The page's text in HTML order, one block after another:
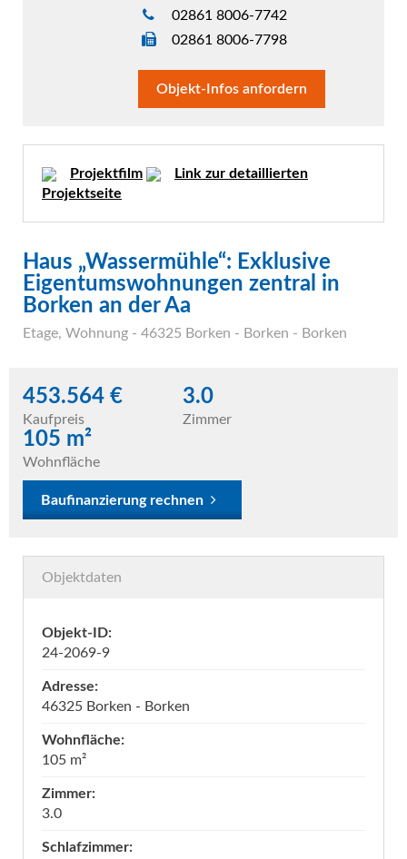
02861 8006-7742
02861 8006-7798
Objekt-Infos anfordern
Projektfilm
Link zur detaillierten
Projektseite
Haus „Wassermühle“: Exklusive
Eigentumswohnungen zentral in
Borken an der Aa
Etage, Wohnung - 46325 Borken - Borken - Borken
453.564 €
Kaufpreis
3.0
Zimmer
105 m²
Wohnfläche
Baufinanzierung rechnen
Objektdaten
Objekt-ID:
24-2069-9
Adresse:
46325 Borken - Borken
Wohnfläche:
105 m²
Zimmer:
3.0
Schlafzimmer: